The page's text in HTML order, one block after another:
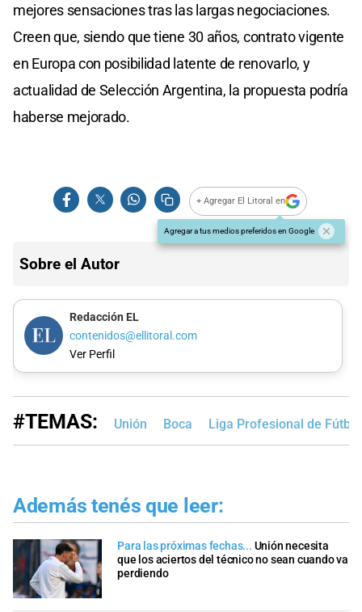
mejores sensaciones tras las largas negociaciones.
Creen que, siendo que tiene 30 años, contrato vigente
en Europa con posibilidad latente de renovarlo, y
actualidad de Selección Argentina, la propuesta podría
haberse mejorado.
+ Agregar El Litoral en
Agregar a tus medios preferidos en Google
Sobre el Autor
Redacción EL
contenidos@ellitoral.com
Ver Perfil
#TEMAS: Unión Boca Liga Profesional de
Además tenés que leer:
Para las próximas fechas... Unión necesita
que los aciertos del técnico no sean cuando va
perdiendo